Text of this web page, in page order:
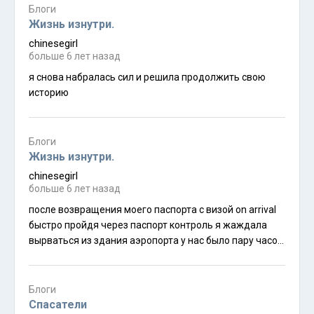
собрать композицию.
Блоги
Жизнь изнутри.
chinesegirl
больше 6 лет назад
я снова набралась сил и решила продолжить свою
историю
Блоги
Жизнь изнутри.
chinesegirl
больше 6 лет назад
после возвращения моего паспорта с визой on arrival
быстро пройдя через паспорт контроль я жаждала
вырваться из здания аэропорта у нас было пару часов
перегруженную тележку к выходу застоявшийся
воздух в здании все больше и больше порождал
Блоги
Спасатели